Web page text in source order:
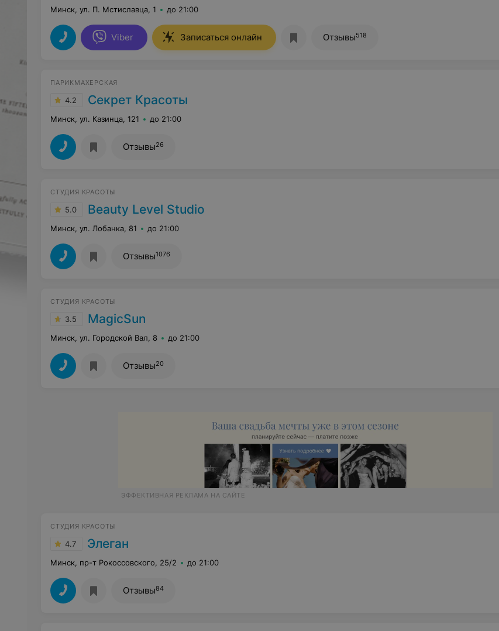
Минск, ул. П. Мстиславца, 1 до 21:00
Viber Записаться онлайн Отзывы518
ПАРИКМАХЕРСКАЯ
4.2 Секрет Красоты
Минск, ул. Казинца, 121 до 21:00
Отзывы26
СТУДИЯ КРАСОТЫ
5.0 Beauty Level Studio
Минск, ул. Лобанка, 81 до 21:00
Отзывы1076
СТУДИЯ КРАСОТЫ
3.5 MagicSun
Минск, ул. Городской Вал, 8 до 21:00
Отзывы20
ЭФФЕКТИВНАЯ РЕКЛАМА НА САЙТЕ
СТУДИЯ КРАСОТЫ
4.7 Элеган
Минск, пр-т Рокоссовского, 25/2 до 21:00
Отзывы84